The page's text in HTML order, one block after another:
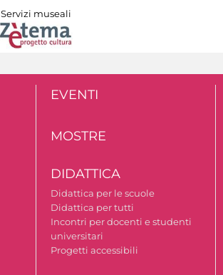
Servizi museali
EVENTI
MOSTRE
DIDATTICA
Didattica per le scuole
Didattica per tutti
Incontri per docenti e studenti
universitari
Progetti accessibili